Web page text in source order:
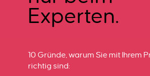
Experten.
10 Gründe, warum Sie mit Ihrem
richtig sind: